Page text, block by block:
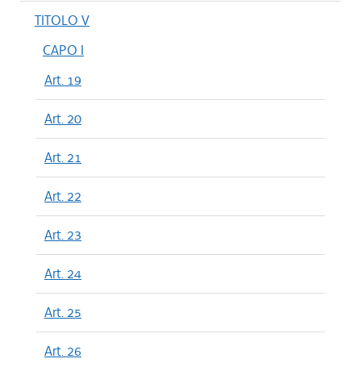
TITOLO V
CAPO I
Art. 19
Art. 20
Art. 21
Art. 22
Art. 23
Art. 24
Art. 25
Art. 26